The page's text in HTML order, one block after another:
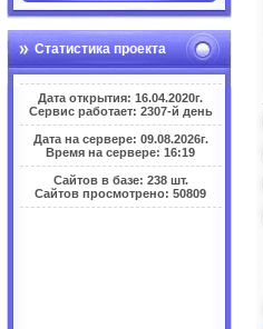
Статистика проекта
Дата открытия: 16.04.2020г.
Сервис работает: 2307-й день
Дата на сервере: 09.08.2026г.
Время на сервере: 16:19
Сайтов в базе: 238 шт.
Сайтов просмотрено: 50809